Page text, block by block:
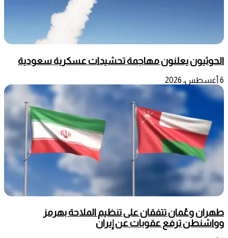
الحوثيون يعلنون مهاجمة تحشيدات عسكرية سعودية
6 أغسطس، 2026
طهران وعُمان تتفقان على تنظيم الملاحة بهرمز
وواشنطن ترفع عقوبات عن إيران